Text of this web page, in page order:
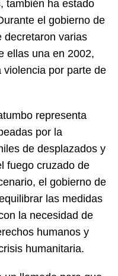
también ha estado
el gobierno de
decretaron varias
ellas una en 2002,
por parte de
representa
por la
de desplazados y
fuego cruzado de
el gobierno de
las medidas
la necesidad de
humanos y
humanitaria.